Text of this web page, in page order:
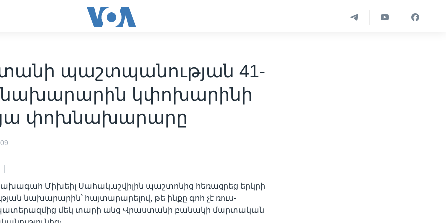
պաշտպանության 41-
նախարարին կփոխարինի
փոխնախարարը
Միխեիլ Սահակաշվիլին պաշտոնից հեռացրեց երկրի
նախարարին՝ հայտարարելով, թե ինքը գոհ չէ ռուս-
մեկ տարի անց Վրաստանի բանակի մարտական